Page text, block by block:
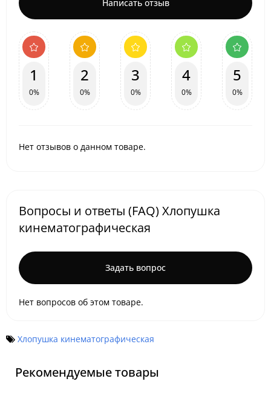
Написать отзыв
1
0%
2
0%
3
0%
4
0%
5
0%
Нет отзывов о данном товаре.
Вопросы и ответы (FAQ) Хлопушка
кинематографическая
Задать вопрос
Нет вопросов об этом товаре.
Хлопушка кинематографическая
Рекомендуемые товары